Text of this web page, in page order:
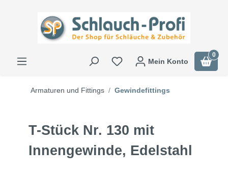
Mein Konto
0
Armaturen und Fittings Gewindefittings
T-Stück Nr. 130 mit
Innengewinde, Edelstahl